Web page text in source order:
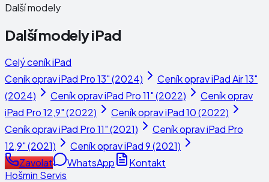
Další modely
Další modelyiPad
Celý ceníkiPad
Ceník opraviPad Pro 13" (2024) Ceník opraviPad Air 13"
(2024)
Ceník opraviPad Pro 11" (2022)
Ceník oprav
iPad Pro 12,9" (2022)
Ceník opraviPad 10 (2022)
Ceník opraviPad Pro 11" (2021) Ceník opraviPad Pro
12,9" (2021)
Ceník opraviPad 9 (2021)
Zavolat
WhatsApp
Kontakt
Hošmin Servis